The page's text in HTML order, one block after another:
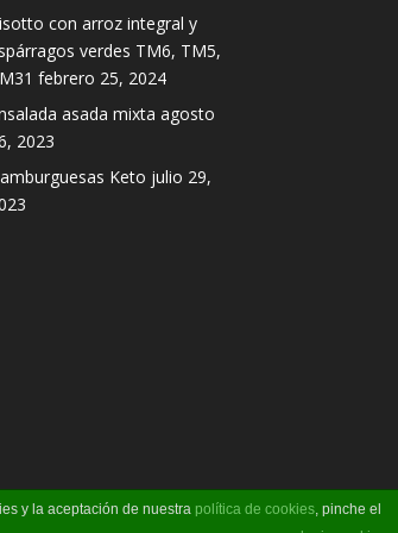
con arroz integral y
verdes TM6, TM5,
febrero 25, 2024
asada mixta agosto
2023
Keto julio 29,
y la aceptación de nuestra política de cookies, pinche el